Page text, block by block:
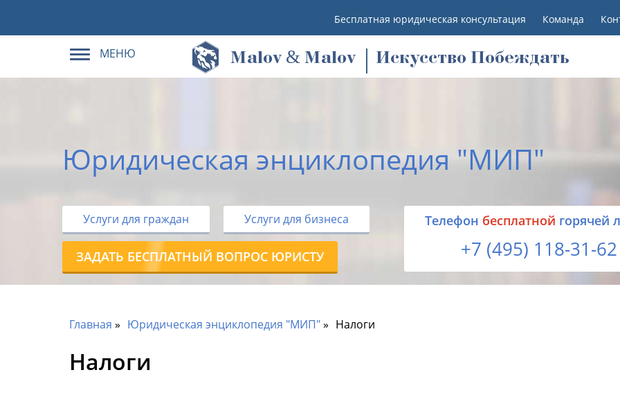
Бесплатная юридическая консультация Команда
МЕНЮ Malov & Malov Искусство Побеждать
Юридическая энциклопедия "МИП"
Услуги для граждан Услуги для бизнеса
ЗАДАТЬ БЕСПЛАТНЫЙ ВОПРОС ЮРИСТУ
Tелефон бесплатной горячей
+7 (495) 118-31-62
Главная Юридическая энциклопедия "МИП" Налоги
Налоги